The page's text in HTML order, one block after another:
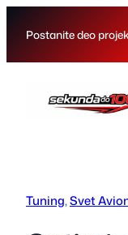
Postanite deo
Tuning, Svet